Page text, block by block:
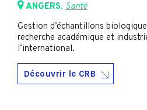
ANGERS, Santé
Gestion d’échantillons
recherche académique et
l’international.
Découvrir le CRB